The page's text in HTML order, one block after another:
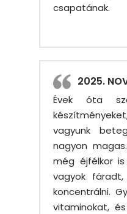
csapatának.
2025.
Évek óta
vagyunk
nagyon
még éjfélkor
vagyok
koncentrálni.
vitaminokat,